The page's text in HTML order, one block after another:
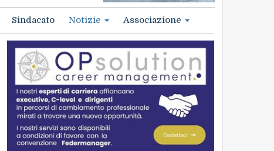
Sindacato Notizie Associazione